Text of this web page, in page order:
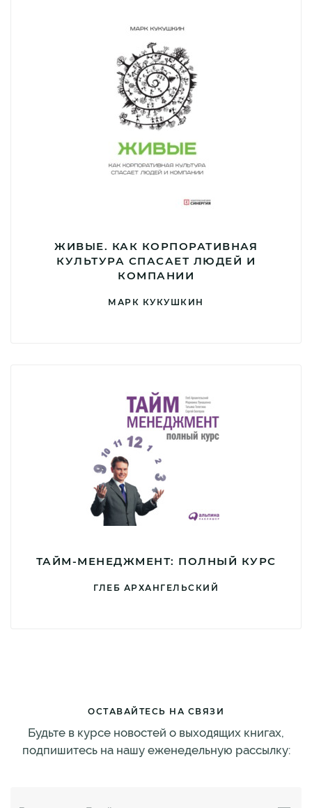
ЖИВЫЕ. КАК КОРПОРАТИВНАЯ
КУЛЬТУРА СПАСАЕТ ЛЮДЕЙ И
КОМПАНИИ
МАРК КУКУШКИН
ТАЙМ-МЕНЕДЖМЕНТ: ПОЛНЫЙ КУРС
ГЛЕБ АРХАНГЕЛЬСКИЙ
ОСТАВАЙТЕСЬ НА СВЯЗИ
Будьте в курсе новостей о выходящих книгах,
подпишитесь на нашу еженедельную рассылку: